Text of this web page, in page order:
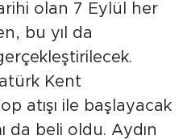
tarihi olan 7 Eylül her
bu yıl da
Kent
atışı ile başlayacak
da beli oldu. Aydın